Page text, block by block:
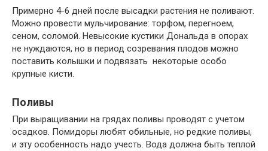
Примерно 4-6 дней после высадки растения не поливают.
Можно провести мульчирование: торфом, перегноем,
сеном, соломой. Невысокие кустики Дональда в опорах
не нуждаются, но в период созревания плодов можно
поставить колышки и подвязать некоторые особо
крупные кисти.
Поливы
При выращивании на грядах поливы проводят с учетом
осадков. Помидоры любят обильные, но редкие поливы,
и эту особенность надо учесть. Вода должна быть теплой